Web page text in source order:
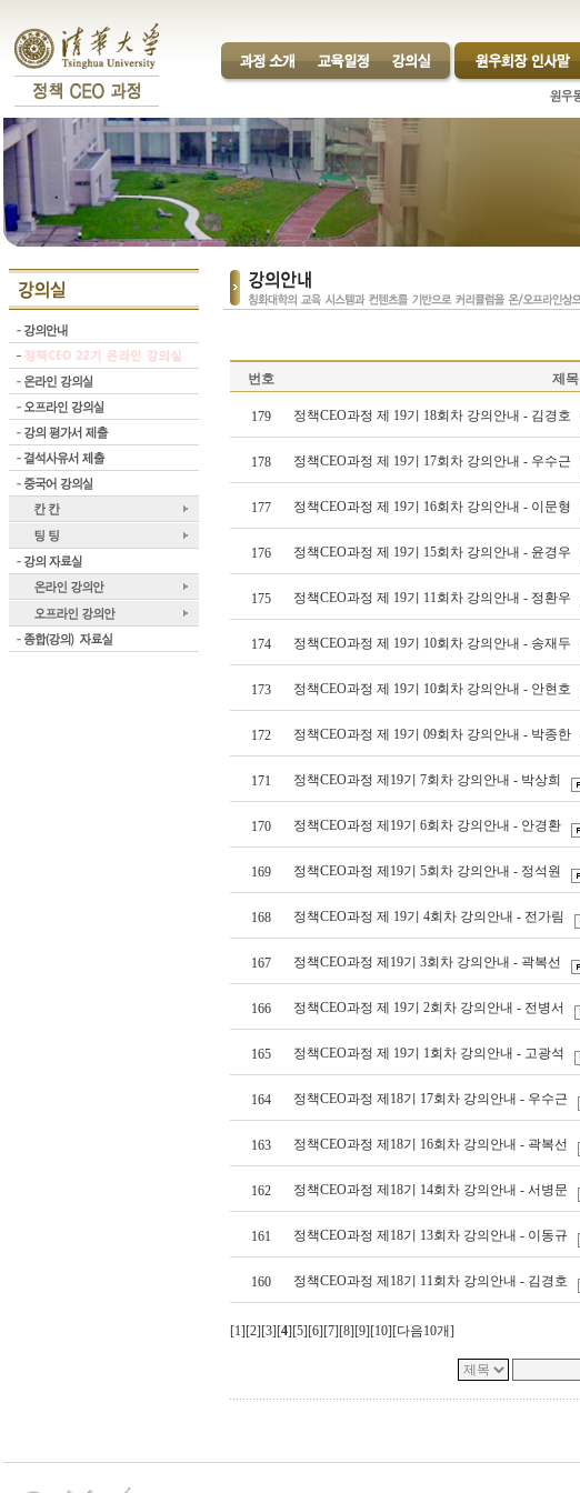
번호 제목
179 정책CEO과정 제 19기 18회차 강의안내 - 김경호
178 정책CEO과정 제 19기 17회차 강의안내 - 우수근
177 정책CEO과정 제 19기 16회차 강의안내 - 이문형
176 정책CEO과정 제 19기 15회차 강의안내 - 윤경우
175 정책CEO과정 제 19기 11회차 강의안내 - 정환우
174 정책CEO과정 제 19기 10회차 강의안내 - 송재두
173 정책CEO과정 제 19기 10회차 강의안내 - 안현호
172 정책CEO과정 제 19기 09회차 강의안내 - 박종한
171 정책CEO과정 제19기 7회차 강의안내 - 박상희
170 정책CEO과정 제19기 6회차 강의안내 - 안경환
169 정책CEO과정 제19기 5회차 강의안내 - 정석원
168 정책CEO과정 제 19기 4회차 강의안내 - 전가림
167 정책CEO과정 제19기 3회차 강의안내 - 곽복선
166 정책CEO과정 제 19기 2회차 강의안내 - 전병서
165 정책CEO과정 제 19기 1회차 강의안내 - 고광석
164 정책CEO과정 제18기 17회차 강의안내 - 우수근
163 정책CEO과정 제18기 16회차 강의안내 - 곽복선
162 정책CEO과정 제18기 14회차 강의안내 - 서병문
161 정책CEO과정 제18기 13회차 강의안내 - 이동규
160 정책CEO과정 제18기 11회차 강의안내 - 김경호
[1][2][3][4][5][6][7][8][9][10][다음10개]